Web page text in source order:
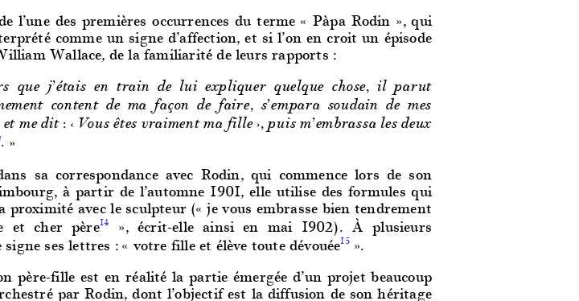
l’une des premières occurrences du terme « Pàpa Rodin », qui
comme un signe d’affection, et si l’on en croit un épisode
Wallace, de la familiarité de leurs rapports :
que j’étais en train de lui expliquer quelque chose, il parut
content de ma façon de faire, s’empara soudain de mes
me dit : ‹ Vous êtes vraiment ma fille ›, puis m’embrassa les deux
. »
sa correspondance avec Rodin, qui commence lors de son
à partir de l’automne 1901, elle utilise des formules qui
proximité avec le sculpteur (« je vous embrasse bien tendrement
et cher père14 », écrit-elle ainsi en mai 1902). À plusieurs
signe ses lettres : « votre fille et élève toute dévouée15».
père-fille est en réalité la partie émergée d’un projet beaucoup
par Rodin, dont l’objectif est la diffusion de son héritage